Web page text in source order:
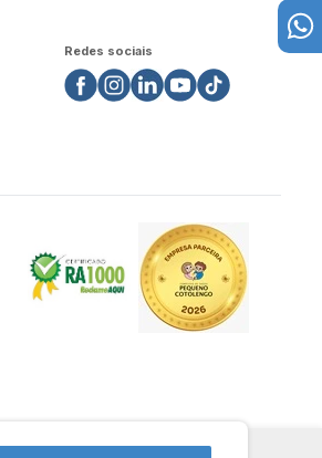
Redes sociais